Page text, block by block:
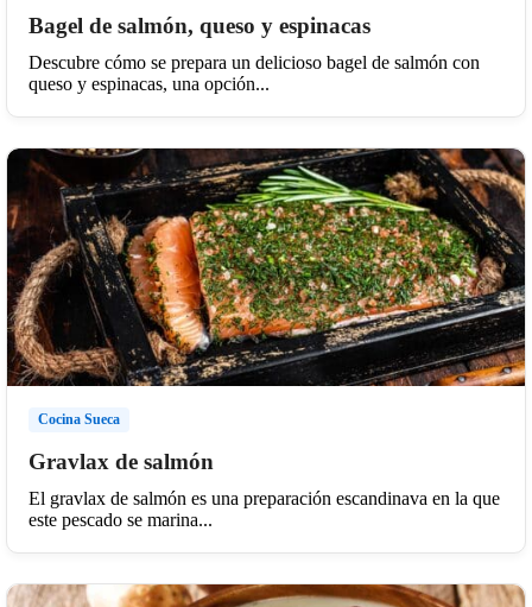
Bagel de salmón, queso y espinacas
Descubre cómo se prepara un delicioso bagel de salmón con
queso y espinacas, una opción...
Cocina Sueca
Gravlax de salmón
El gravlax de salmón es una preparación escandinava en la que
este pescado se marina...